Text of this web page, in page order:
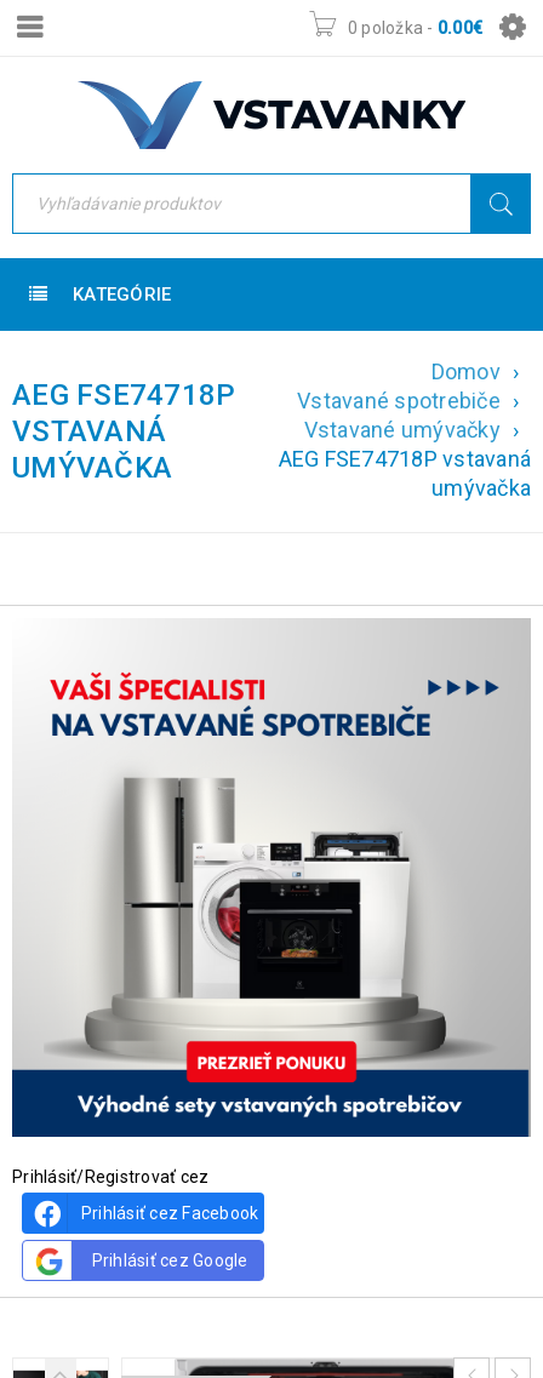
0 položka - 0.00€
KATEGÓRIE
AEG FSE74718P
VSTAVANÁ
UMÝVAČKA
Domov ›
Vstavané spotrebiče ›
Vstavané umývačky ›
AEG FSE74718P vstavaná
umývačka
Prihlásiť/Registrovať cez
Prihlásiť cez Facebook
Prihlásiť cez Google